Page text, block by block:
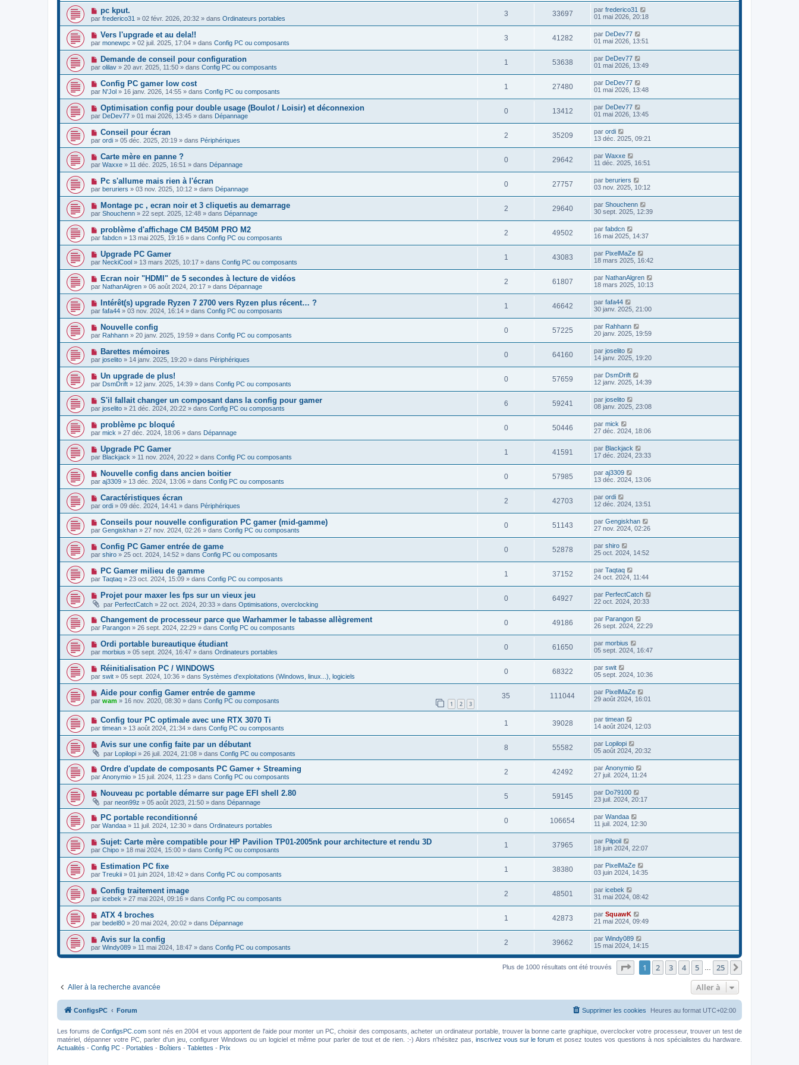
a
u
m
e
s
s
a
g
e
N
o
u
v
a
u
m
e
s
s
a
g
e
pc kput.
par frederico31 » 02 févr. 2026, 20:32 » dans Ordinateurs portables
3 33697 par frederico31
01 mai 2026, 20:18
N
o
u
v
e
a
u
m
e
s
s
a
g
e
Vers l'upgrade et au dela!!
par monewpc » 02 juil. 2025, 17:04 » dans Config PC ou composants
3 41282 par DeDev77
01 mai 2026, 13:51
N
o
u
e
a
u
m
e
s
s
a
g
e
Demande de conseil pour configuration
par olilav » 20 avr. 2025, 11:50 » dans Config PC ou composants
1 53638 par DeDev77
01 mai 2026, 13:49
N
o
u
e
a
u
m
e
s
s
a
g
e
Config PC gamer low cost
par N'Jol » 16 janv. 2026, 14:55 » dans Config PC ou composants
1 27480 par DeDev77
01 mai 2026, 13:48
N
o
u
e
a
u
m
e
s
s
a
g
e
Optimisation config pour double usage (Boulot / Loisir) et déconnexion
par DeDev77 » 01 mai 2026, 13:45 » dans Dépannage
0 13412 par DeDev77
01 mai 2026, 13:45
N
o
u
e
a
u
m
e
s
s
a
g
e
Conseil pour écran
par ordi » 05 déc. 2025, 20:19 » dans Périphériques
2 35209 par ordi
13 déc. 2025, 09:21
N
o
u
v
e
a
u
m
e
s
a
g
e
Carte mère en panne ?
par Waxxe » 11 déc. 2025, 16:51 » dans Dépannage
0 29642 par Waxxe
11 déc. 2025, 16:51
N
o
u
v
e
a
u
m
e
s
s
a
g
e
Pc s'allume mais rien à l'écran
par beruriers » 03 nov. 2025, 10:12 » dans Dépannage
0 27757 par beruriers
03 nov. 2025, 10:12
N
o
u
a
u
m
e
s
s
a
g
e
Montage pc , ecran noir et 3 cliquetis au demarrage
par Shouchenn » 22 sept. 2025, 12:48 » dans Dépannage
2 29640 par Shouchenn
30 sept. 2025, 12:39
N
o
u
v
e
a
u
m
e
s
s
a
g
e
problème d'affichage CM B450M PRO M2
par fabdcn » 13 mai 2025, 19:16 » dans Config PC ou composants
2 49502 par fabdcn
16 mai 2025, 14:37
N
o
u
v
e
a
u
m
e
s
s
a
g
e
Upgrade PC Gamer
par NeckiCool » 13 mars 2025, 10:17 » dans Config PC ou composants
1 43083 par PixelMaZe
18 mars 2025, 16:42
N
o
u
v
e
a
u
m
e
s
s
a
g
e
Ecran noir "HDMI" de 5 secondes à lecture de vidéos
par NathanAlgren » 06 août 2024, 20:17 » dans Dépannage
2 61807 par NathanAlgren
18 mars 2025, 10:13
N
o
u
v
e
a
u
m
e
s
s
a
g
e
Intérêt(s) upgrade Ryzen 7 2700 vers Ryzen plus récent… ?
par fafa44 » 03 nov. 2024, 16:14 » dans Config PC ou composants
1 46642 par fafa44
30 janv. 2025, 21:00
N
o
u
v
e
a
u
m
e
s
s
a
g
e
Nouvelle config
par Rahhann » 20 janv. 2025, 19:59 » dans Config PC ou composants
0 57225 par Rahhann
20 janv. 2025, 19:59
N
o
u
v
e
a
u
m
e
s
a
g
e
Barettes mémoires
par joselito » 14 janv. 2025, 19:20 » dans Périphériques
0 64160 par joselito
14 janv. 2025, 19:20
N
o
u
v
e
a
u
m
e
s
s
a
g
e
Un upgrade de plus!
par DsmDrift » 12 janv. 2025, 14:39 » dans Config PC ou composants
0 57659 par DsmDrift
12 janv. 2025, 14:39
N
o
u
a
u
m
e
s
s
a
g
e
S'il fallait changer un composant dans la config pour gamer
par joselito » 21 déc. 2024, 20:22 » dans Config PC ou composants
6 59241 par joselito
08 janv. 2025, 23:08
N
o
u
v
e
a
u
m
e
s
s
a
g
e
problème pc bloqué
par mick » 27 déc. 2024, 18:06 » dans Dépannage
0 50446 par mick
27 déc. 2024, 18:06
N
o
u
v
e
a
u
m
e
s
s
a
g
e
Upgrade PC Gamer
par Blackjack » 11 nov. 2024, 20:22 » dans Config PC ou composants
1 41591 par Blackjack
17 déc. 2024, 23:33
N
o
u
e
a
u
m
e
s
s
a
g
e
Nouvelle config dans ancien boitier
par aj3309 » 13 déc. 2024, 13:06 » dans Config PC ou composants
0 57985 par aj3309
13 déc. 2024, 13:06
N
o
u
e
a
u
m
e
s
s
a
g
e
Caractéristiques écran
par ordi » 09 déc. 2024, 14:41 » dans Périphériques
2 42703 par ordi
12 déc. 2024, 13:51
N
o
u
e
a
u
m
e
s
s
a
g
e
Conseils pour nouvelle configuration PC gamer (mid-gamme)
par Gengiskhan » 27 nov. 2024, 02:26 » dans Config PC ou composants
0 51143 par Gengiskhan
27 nov. 2024, 02:26
N
o
u
v
e
a
u
m
e
s
s
a
g
e
Config PC Gamer entrée de game
par shiro » 25 oct. 2024, 14:52 » dans Config PC ou composants
0 52878 par shiro
25 oct. 2024, 14:52
N
o
u
v
e
a
u
m
e
s
s
a
g
e
PC Gamer milieu de gamme
par Taqtaq » 23 oct. 2024, 15:09 » dans Config PC ou composants
1 37152 par Taqtaq
24 oct. 2024, 11:44
N
u
e
a
u
m
e
s
s
a
g
e
Projet pour maxer les fps sur un vieux jeu
par PerfectCatch » 22 oct. 2024, 20:33 » dans Optimisations, overclocking
0 64927 par PerfectCatch
22 oct. 2024, 20:33
N
o
u
e
a
u
m
e
s
a
g
e
Changement de processeur parce que Warhammer le tabasse allègrement
par Parangon » 26 sept. 2024, 22:29 » dans Config PC ou composants
0 49186 par Parangon
26 sept. 2024, 22:29
N
o
u
v
e
a
u
m
e
s
a
g
e
Ordi portable bureautique étudiant
par morbius » 05 sept. 2024, 16:47 » dans Ordinateurs portables
0 61650 par morbius
05 sept. 2024, 16:47
N
o
u
e
a
u
m
e
s
s
a
g
e
Réinitialisation PC / WINDOWS
par swit » 05 sept. 2024, 10:36 » dans Systèmes d'exploitations (Windows, linux...), logiciels
0 68322 par swit
05 sept. 2024, 10:36
N
o
u
v
e
a
u
m
e
s
s
a
g
e
Aide pour config Gamer entrée de gamme
par wam » 16 nov. 2020, 08:30 » dans Config PC ou composants 1 2 3
35 111044 par PixelMaZe
29 août 2024, 16:01
N
o
u
e
a
u
m
e
s
s
a
g
e
Config tour PC optimale avec une RTX 3070 Ti
par timean » 13 août 2024, 21:34 » dans Config PC ou composants
1 39028 par timean
14 août 2024, 12:03
N
u
e
a
u
m
e
s
s
a
g
e
Avis sur une config faite par un débutant
par Lopilopi » 26 juil. 2024, 21:08 » dans Config PC ou composants
8 55582 par Lopilopi
05 août 2024, 20:32
N
o
u
v
e
a
u
m
e
s
s
a
g
e
Ordre d'update de composants PC Gamer + Streaming
par Anonymio » 15 juil. 2024, 11:23 » dans Config PC ou composants
2 42492 par Anonymio
27 juil. 2024, 11:24
N
u
v
e
a
u
m
e
s
s
a
g
e
Nouveau pc portable démarre sur page EFI shell 2.80
par neon99z » 05 août 2023, 21:50 » dans Dépannage
5 59145 par Do79100
23 juil. 2024, 20:17
N
o
u
v
e
a
u
m
e
s
s
a
g
e
PC portable reconditionné
par Wandaa » 11 juil. 2024, 12:30 » dans Ordinateurs portables
0 106654 par Wandaa
11 juil. 2024, 12:30
N
o
u
v
e
a
u
m
e
s
a
g
e
Sujet: Carte mère compatible pour HP Pavilion TP01-2005nk pour architecture et rendu 3D
par Chipo » 18 mai 2024, 15:00 » dans Config PC ou composants
1 37965 par Pilpoil
18 juin 2024, 22:07
N
o
u
e
a
u
m
e
s
a
g
e
Estimation PC fixe
par Treukii » 01 juin 2024, 18:42 » dans Config PC ou composants
1 38380 par PixelMaZe
03 juin 2024, 14:35
N
o
u
e
a
u
m
e
s
s
Config traitement image
par icebek » 27 mai 2024, 09:16 » dans Config PC ou composants
2 48501 par icebek
31 mai 2024, 08:42
N
o
u
e
a
u
s
a
g
ATX 4 broches
par bedel80 » 20 mai 2024, 20:02 » dans Dépannage
1 42873 par SquawK
21 mai 2024, 09:49
N
o
u
v
m
s
s
e
Avis sur la config
par Windy089 » 11 mai 2024, 18:47 » dans Config PC ou composants
2 39662 par Windy089
15 mai 2024, 14:15
Plus de 1000 résultats ont été trouvés Page sur25
1 2 3 4 5 25
Aller à la recherche avancée Aller à
ConfigsPC Forum Heures au format UTC+02:00
Supprimer les cookies
Les forums de ConfigsPC.comsont nés en 2004 et vous apportent de l'aide pour monter un PC, choisir des composants, acheter un ordinateur portable, trouver la bonne carte graphique, overclocker votre processeur, trouver un test de
matériel, dépanner votre PC, parler d'un jeu, configurer Windows ou un logiciel et même pour parler de tout et de rien. :-) Alors n'hésitez pas, inscrivez vous sur le forum et posez toutes vos questions à nos spécialistes du hardware.
Actualités - Config PC - Portables - Boîtiers - Tablettes - Prix